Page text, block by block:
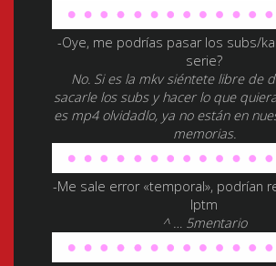
-Oye, me podrías pasar los subs/
serie?
No. Si es la mkv siéntete libre de
sacarle los subs y hacer lo que
es mp4 olvidadlo, ya no están en
memorias.
-Me sale error «temporal», podrían
lptm
^ … 5mentario